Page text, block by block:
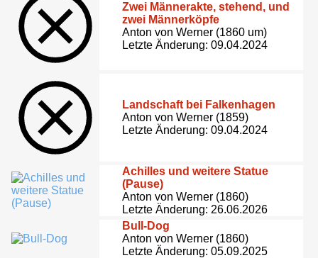
Zwei Männerakte, stehend, und
zwei Männerköpfe
Anton von Werner (1860 um)
Letzte Änderung: 09.04.2024
Landschaft bei Falkenhagen
Anton von Werner (1859)
Letzte Änderung: 09.04.2024
Achilles und weitere Statue
(Pause)
Anton von Werner (1860)
Letzte Änderung: 26.06.2026
Bull-Dog
Anton von Werner (1860)
Letzte Änderung: 05.09.2025